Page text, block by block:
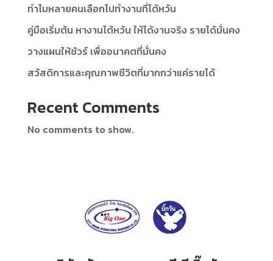
ทำไมหลายคนเลือกไปทำงานที่ไต้หวัน
คู่มือเริ่มต้น หางานไต้หวัน ให้ได้งานจริง รายได้มั่นคง
วางแผนให้ชัวร์ เพื่ออนาคตที่มั่นคง
สวัสดิการและคุณภาพชีวิตที่มากกว่าแค่รายได้
Recent Comments
No comments to show.